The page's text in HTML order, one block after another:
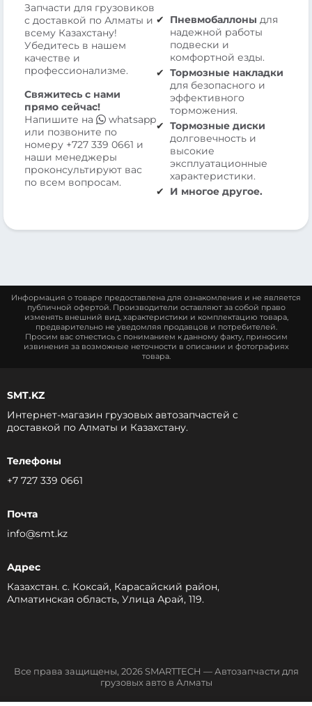
Запчасти для грузовиков
с доставкой по Алматы и
всему Казахстану!
Убедитесь в нашем
качестве и
профессионализме.
Свяжитесь с нами
прямо сейчас!
Напишите на
whatsapp
или позвоните по
номеру +727 339 0661 и
наши менеджеры
проконсультируют вас
по всем вопросам.
Пневмобаллоны для
надежной работы
подвески и
комфортной езды.
Тормозные накладки
для безопасного и
эффективного
торможения.
Тормозные диски
долговечность и
высокие
эксплуатационные
характеристики.
И многое другое.
Информация о товаре предоставлена для ознакомления и не является
публичной офертой. Производители оставляют за собой право
изменять внешний вид, характеристики и комплектацию товара,
предварительно не уведомляя продавцов и потребителей.
Просим вас отнестись с пониманием к данному факту, приносим
извинения за возможные неточности в описании и фотографиях
товара.
SMT.KZ
Интернет-магазин грузовых автозапчастей c
доставкой по Алматы и Казахстану.
Телефоны
+7 727 339 0661
Почта
info@smt.kz
Адрес
Казахстан. с. Коксай, Карасайский район,
Алматинская область, Улица Арай, 119.
Все права защищены, 2026 SMARTTECH — Автозапчасти для
грузовых авто в Алматы